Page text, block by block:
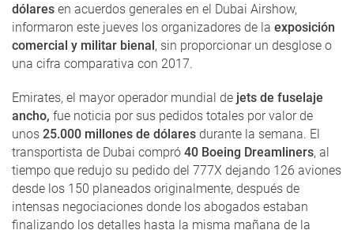
dólares en acuerdos generales en el Dubai Airshow,
informaron este jueves los organizadores de la exposición
comercial y militar bienal, sin proporcionar un desglose o
una cifra comparativa con 2017.
Emirates, el mayor operador mundial de jets de fuselaje
ancho, fue noticia por sus pedidos totales por valor de
unos 25.000 millones de dólares durante la semana. El
transportista de Dubai compró 40 Boeing Dreamliners, al
tiempo que redujo su pedido del 777X dejando 126 aviones
desde los 150 planeados originalmente, después de
intensas negociaciones donde los abogados estaban
finalizando los detalles hasta la misma mañana de la